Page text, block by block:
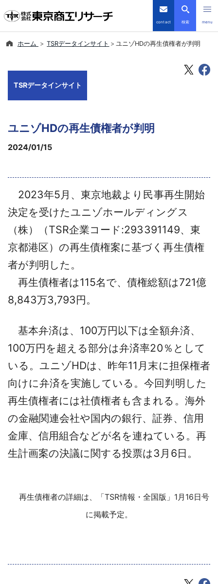
contact 検索 menu
TSR-PLUS
優良企業サイト
商品・サービス
採用情報
よくあるご質問
English
ホーム TSRデータインサイト ユニゾHDの再生債権者が判明
TSRデータインサイト
ユニゾHDの再生債権者が判明
2024/01/15
2023年5月、東京地裁より民事再生開始
決定を受けたユニゾホールディングス
（株）（TSR企業コード:293391149、東
京都港区）の再生債権案に基づく再生債権
者が判明した。
再生債権者は115名で、債権総額は721億
8,843万3,793円。
基本弁済は、100万円以下は全額弁済、
100万円を超える部分は弁済率20％として
いる。ユニゾHDは、昨年11月末に担保権者
向けに弁済を実施している。今回判明した
再生債権者には社債権者も含まれる。海外
の金融関連会社や国内の銀行、証券、信用
金庫、信用組合などが名を連ねている。再
生計画案の決議に関する投票は3月6日。
再生債権者の詳細は、「TSR情報・全国版」1月16日号
に掲載予定。